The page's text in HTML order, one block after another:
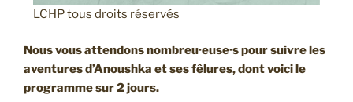
LCHP tous droits réservés
Nous vous attendons nombreu·euse·s pour suivre les
aventures d’Anoushka et ses fêlures, dont voici le
programme sur 2 jours.